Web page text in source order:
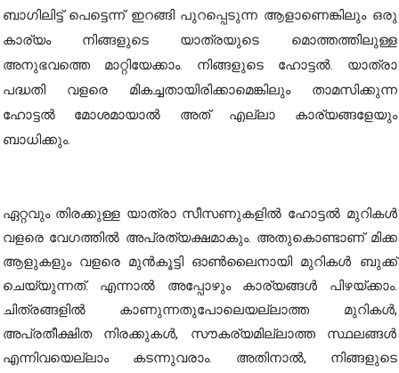
ബാഗിലിട്ട് പെട്ടെന്ന് ഇറങ്ങി പുറപ്പെടുന്ന ആളാണെങ്കിലും ഒരു
കാര്യം നിങ്ങളുടെ യാത്രയുടെ മൊത്തത്തിലുള്ള
അനുഭവത്തെ മാറ്റിയേക്കാം. നിങ്ങളുടെ ഹോട്ടൽ. യാത്രാ
പദ്ധതി വളരെ മികച്ചതായിരിക്കാമെങ്കിലും താമസിക്കുന്ന
ഹോട്ടൽ മോശമായാൽ അത് എല്ലാ കാര്യങ്ങളേയും
ബാധിക്കും.
ഏറ്റവും തിരക്കുള്ള യാത്രാ സീസണുകളിൽ ഹോട്ടൽ മുറികൾ
വളരെ വേഗത്തിൽ അപ്രത്യക്ഷമാകും. അതുകൊണ്ടാണ് മിക്ക
ആളുകളും വളരെ മുൻകൂട്ടി ഓൺലൈനായി മുറികൾ ബുക്ക്
ചെയ്യുന്നത്. എന്നാൽ അപ്പോഴും കാര്യങ്ങൾ പിഴയ്ക്കാം.
ചിത്രങ്ങളിൽ കാണുന്നതുപോലെയല്ലാത്ത മുറികൾ,
അപ്രതീക്ഷിത നിരക്കുകൾ, സൗകര്യമില്ലാത്ത സ്ഥലങ്ങൾ
എന്നിവയെല്ലാം കടന്നുവരാം. അതിനാൽ, നിങ്ങളുടെ